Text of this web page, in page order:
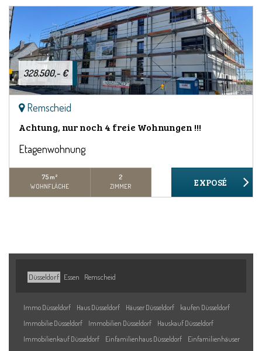
328.500,- €
Remscheid
Achtung, nur noch 4 freie Wohnungen !!!
Etagenwohnung
75 m²
WOHNFLÄCHE
2
ZIMMER
Düsseldorf Essen Remscheid
Immo Düsseldorf Haus Düsseldorf Häuser Düsseldorf
kaufen Düsseldorf
Immobilie Düsseldorf
Immobilien Düsseldorf
Hauskauf Düsseldorf
Immobilienkauf Düsseldorf
Einfamilienhaus Düsseldorf
Einfamilienhäuser